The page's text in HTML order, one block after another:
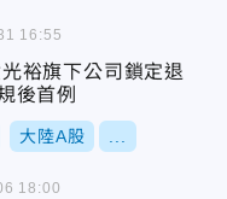
裕旗下公司鎖定退
後首例
大陸A股
16:55
18:00